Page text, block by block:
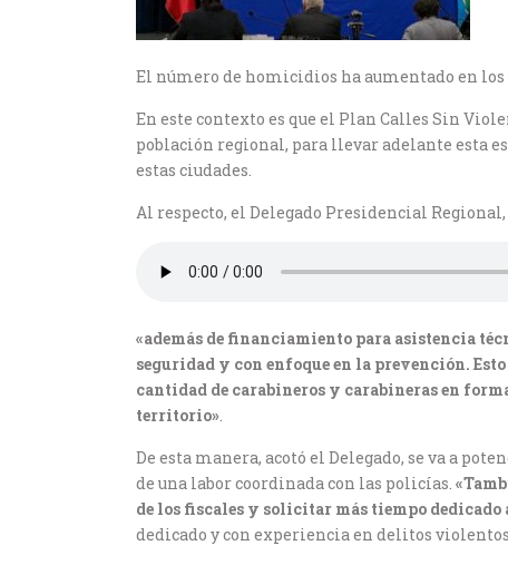
El número de homicidios ha aumentado en
En este contexto es que el Plan Calles Sin
población regional, para llevar adelante esta
estas ciudades.
Al respecto, el Delegado Presidencial
«además de financiamiento para asistencia
seguridad y con enfoque en la prevención.
cantidad de carabineros y carabineras en
territorio».
De esta manera, acotó el Delegado, se va a
de una labor coordinada con las policías.
de los fiscales y solicitar más tiempo
dedicado y con experiencia en delitos